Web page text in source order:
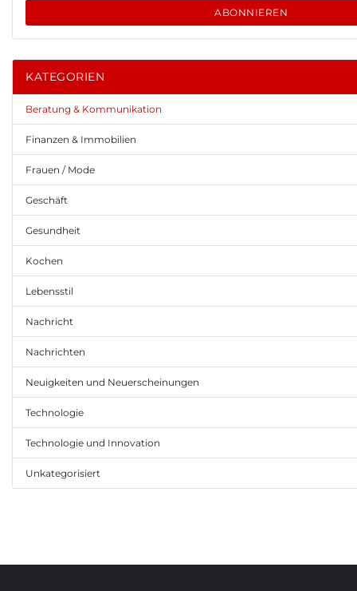
ABONNIEREN
KATEGORIEN
Beratung & Kommunikation
Finanzen & Immobilien
Frauen / Mode
Geschäft
Gesundheit
Kochen
Lebensstil
Nachricht
Nachrichten
Neuigkeiten und Neuerscheinungen
Technologie
Technologie und Innovation
Unkategorisiert